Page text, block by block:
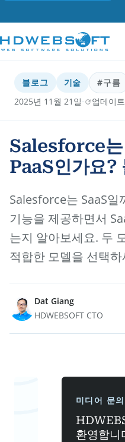
블로그 기술 #구름
2025년 11월 21일· 업데이
Salesforce는
PaaS인가요?
Salesforce는 SaaS일
기능을 제공하면서
는지 알아보세요. 두
적합한 모델을 선택하
Dat Giang
HDWEBSOFT CTO
미디어 문의
환영합니